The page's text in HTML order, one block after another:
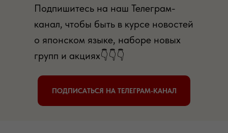
Подпишитесь на наш Телеграм-
канал, чтобы быть в курсе новостей
о японском языке, наборе новых
групп и акциях👇👇👇
ПОДПИСАТЬСЯ НА ТЕЛЕГРАМ-КАНАЛ